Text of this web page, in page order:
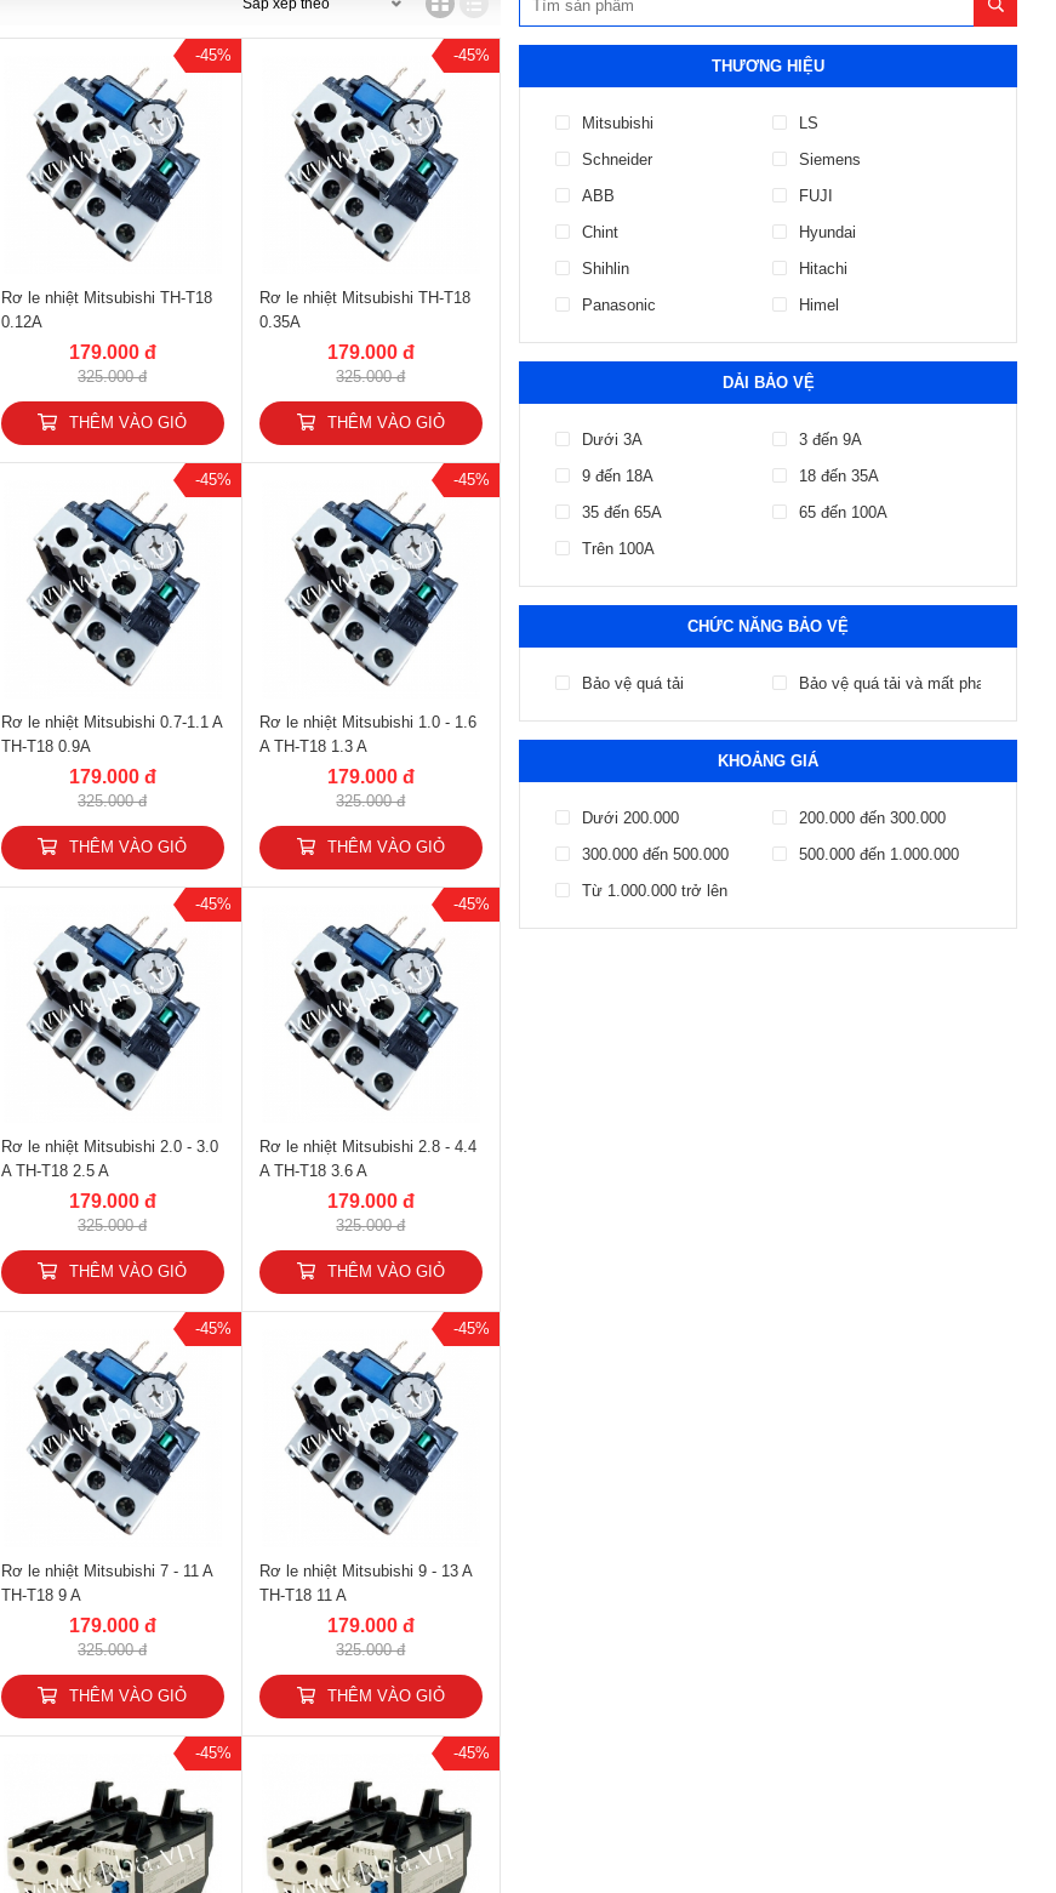
-45%
Rơ le nhiệt Mitsubishi TH-T18
0.12A
179.000 đ
325.000 đ
THÊM VÀO GIỎ
-45%
Rơ le nhiệt Mitsubishi TH-T18
0.35A
179.000 đ
325.000 đ
THÊM VÀO GIỎ
-45%
Rơ le nhiệt Mitsubishi 0.7-1.1 A
TH-T18 0.9A
179.000 đ
325.000 đ
THÊM VÀO GIỎ
-45%
Rơ le nhiệt Mitsubishi 1.0 - 1.6
A TH-T18 1.3 A
179.000 đ
325.000 đ
THÊM VÀO GIỎ
-45%
Rơ le nhiệt Mitsubishi 2.0 - 3.0
A TH-T18 2.5 A
179.000 đ
325.000 đ
THÊM VÀO GIỎ
-45%
Rơ le nhiệt Mitsubishi 2.8 - 4.4
A TH-T18 3.6 A
179.000 đ
325.000 đ
THÊM VÀO GIỎ
-45%
Rơ le nhiệt Mitsubishi 7 - 11 A
TH-T18 9 A
179.000 đ
325.000 đ
THÊM VÀO GIỎ
-45%
Rơ le nhiệt Mitsubishi 9 - 13 A
TH-T18 11 A
179.000 đ
325.000 đ
THÊM VÀO GIỎ
-45% -45%
THƯƠNG HIỆU
Mitsubishi
LS
Schneider
Siemens
ABB
FUJI
Chint
Hyundai
Shihlin
Hitachi
Panasonic
Himel
DẢI BẢO VỆ
Dưới 3A
3 đến 9A
9 đến 18A
18 đến 35A
35 đến 65A
65 đến 100A
Trên 100A
CHỨC NĂNG BẢO VỆ
Bảo vệ quá tải Bảo vệ quá tải và mất pha
KHOẢNG GIÁ
Dưới 200.000
200.000 đến 300.000
300.000 đến 500.000
500.000 đến 1.000.000
Từ 1.000.000 trở lên